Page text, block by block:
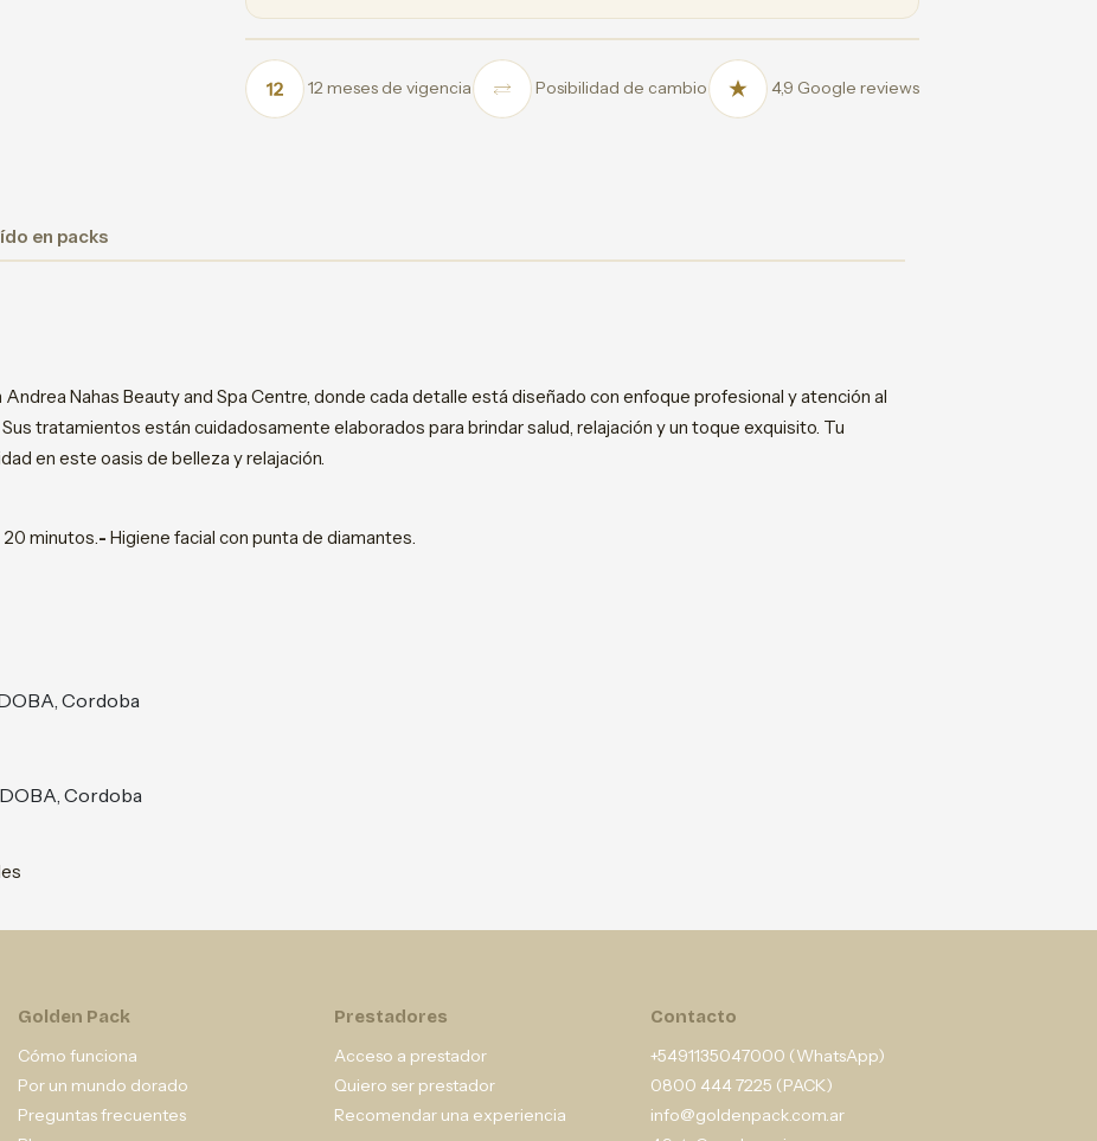
12 meses de vigencia Posibilidad de cambio 4,9 Google reviews
en packs
Nahas Beauty and Spa Centre, donde cada detalle está diseñado con enfoque profesional y atención al
tratamientos están cuidadosamente elaborados para brindar salud, relajación y un toque exquisito. Tu
en este oasis de belleza y relajación.
minutos.- Higiene facial con punta de diamantes.
Cordoba
Cordoba
Golden Pack
Cómo funciona
Por un mundo dorado
Preguntas frecuentes
Prestadores
Acceso a prestador
Quiero ser prestador
Recomendar una experiencia
Contacto
+5491135047000 (WhatsApp)
0800 444 7225 (PACK)
info@goldenpack.com.ar